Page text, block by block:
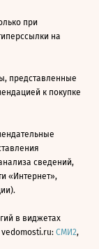
при
на
представленные
к покупке
сведений,
«Интернет»,
в виджетах
СМИ2,